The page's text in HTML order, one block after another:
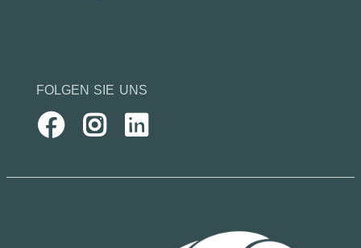
FOLGEN SIE UNS